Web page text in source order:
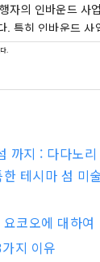
자의 인바운드 사
. 특히 인바운드 사
으로 일본 전국의
tours.jp/
https://
식 투어
.
까지 : 다다노
테시마 섬 미
코오에 대하여
지 이유